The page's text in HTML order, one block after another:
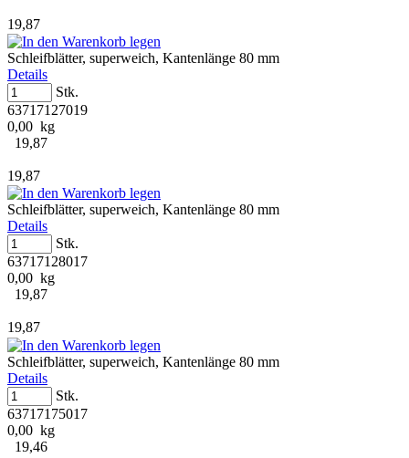
19,87
Schleifblätter, superweich, Kantenlänge 80 mm
Details
Stk.
63717127019
0,00 kg
19,87
19,87
Schleifblätter, superweich, Kantenlänge 80 mm
Details
Stk.
63717128017
0,00 kg
19,87
19,87
Schleifblätter, superweich, Kantenlänge 80 mm
Details
Stk.
63717175017
0,00 kg
19,46